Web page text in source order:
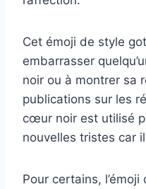
Cet émoji de style
embarrasser
noir ou à montrer sa
publications sur les
cœur noir est utilisé
nouvelles tristes car
Pour certains,